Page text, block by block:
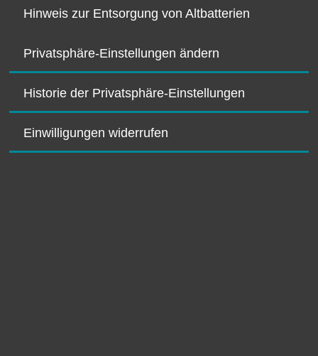
Hinweis zur Entsorgung von Altbatterien
Privatsphäre-Einstellungen ändern
Historie der Privatsphäre-Einstellungen
Einwilligungen widerrufen